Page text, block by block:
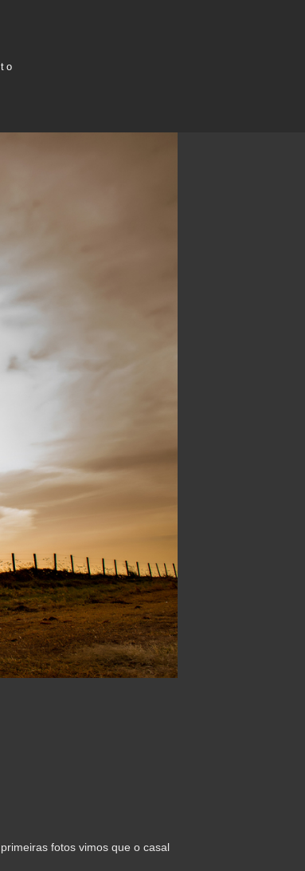
fotos vimos que o casal